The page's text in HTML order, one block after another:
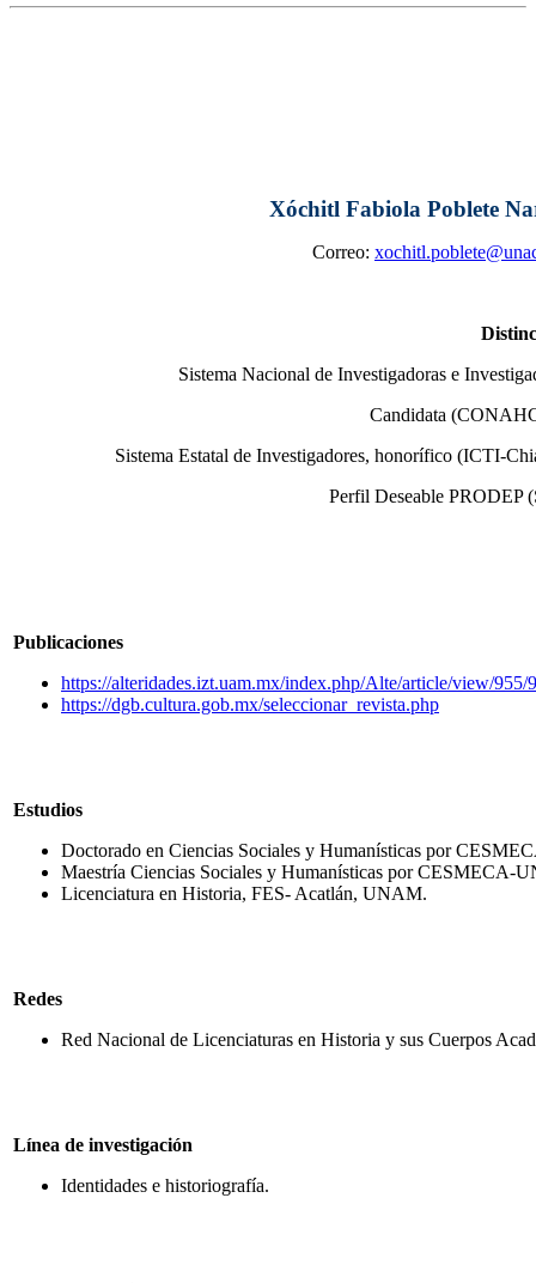
Xóchitl Fabiola Poblete
Correo:
Sistema Nacional de Investigadoras e
Candidata
Sistema Estatal de Investigadores, honorífico (ICTI-
Perfil Deseable PRODEP
Publicaciones
https://alteridades.izt.uam.mx/index.php/Alte/article/view/955/
https://dgb.cultura.gob.mx/seleccionar_revista.php
Estudios
Doctorado en Ciencias Sociales y Humanísticas por
Maestría Ciencias Sociales y Humanísticas por CESMECA-
Licenciatura en Historia, FES- Acatlán, UNAM.
Redes
Red Nacional de Licenciaturas en Historia y sus Cuerpos
Línea de investigación
Identidades e historiografía.